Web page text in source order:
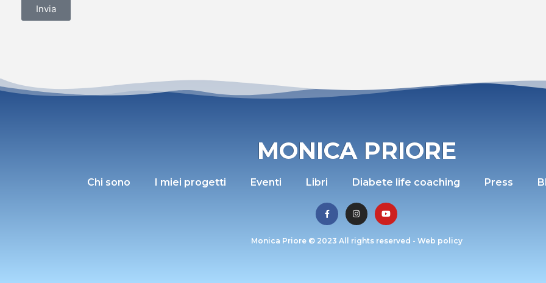
Invia
MONICA PRIORE
Chi sono I miei progetti Eventi Libri Diabete life coaching Press
Monica Priore © 2023 All rights reserved - Web policy